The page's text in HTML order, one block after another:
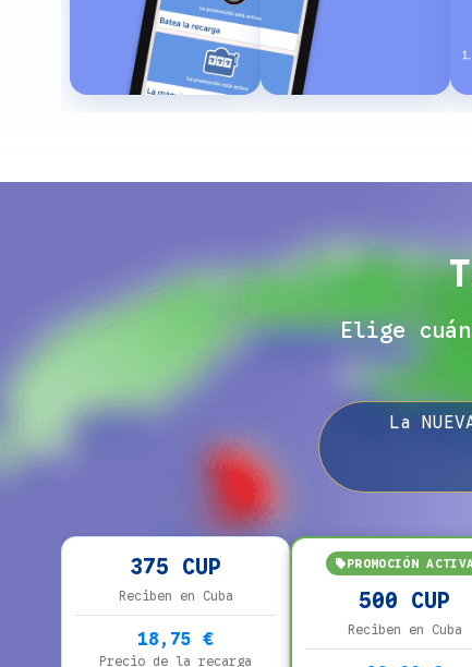
Elige
La
375 CUP
Reciben en Cuba
18,75 €
Precio de la recarga
PROMOCIÓN
500 CUP
Reciben en Cuba